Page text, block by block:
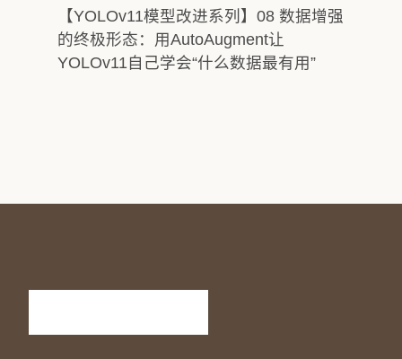
【YOLOv11模型改进系列】08 数据增强
的终极形态：用AutoAugment让
YOLOv11自己学会“什么数据最有用”